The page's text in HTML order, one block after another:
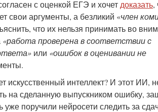
с оценкой ЕГЭ и хочет доказать,
свои аргументы, а безликий «член
что их нельзя принимать во
«работа проверена в соответствии с
или «ошибок в оценивании не
искусственный интеллект? И этот ИИ,
на сделанную выпускником ошибку,
поручили нейросети следить за